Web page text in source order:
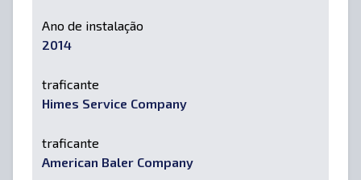
Ano de instalação
2014
traficante
Himes Service Company
traficante
American Baler Company